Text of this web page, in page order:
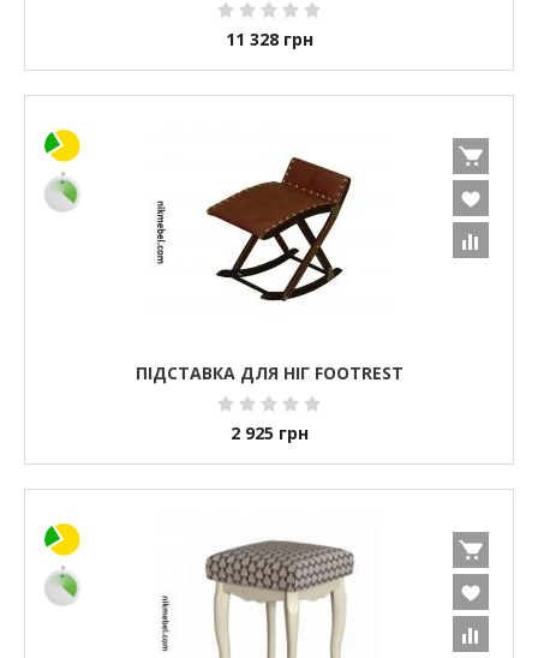
11 328 грн
ПІДСТАВКА ДЛЯ НІГ FOOTREST
2 925 грн